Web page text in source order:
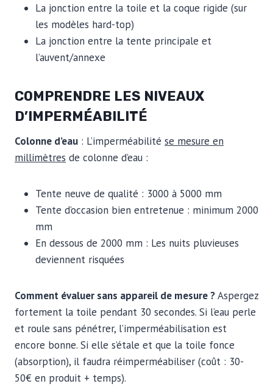
La jonction entre la toile et la coque rigide (sur
les modèles hard-top)
La jonction entre la tente principale et
l’auvent/annexe
COMPRENDRE LES NIVEAUX
D’IMPERMÉABILITÉ
Colonne d’eau : L’imperméabilité se mesure en
millimètres de colonne d’eau :
Tente neuve de qualité : 3000 à 5000 mm
Tente d’occasion bien entretenue : minimum 2000
mm
En dessous de 2000 mm : Les nuits pluvieuses
deviennent risquées
Comment évaluer sans appareil de mesure ?Aspergez
fortement la toile pendant 30 secondes. Si l’eau perle
et roule sans pénétrer, l’imperméabilisation est
encore bonne. Si elle s’étale et que la toile fonce
(absorption), il faudra réimperméabiliser (coût : 30-
50€ en produit + temps).